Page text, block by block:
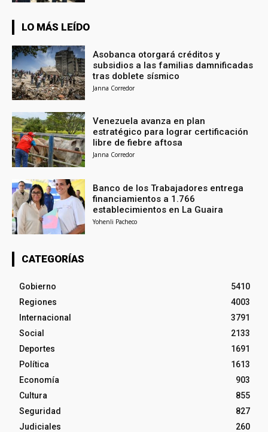
LO MÁS LEÍDO
Asobanca otorgará créditos y
subsidios a las familias damnificadas
tras doblete sísmico
Janna Corredor
Venezuela avanza en plan
estratégico para lograr certificación
libre de fiebre aftosa
Janna Corredor
Banco de los Trabajadores entrega
financiamientos a 1.766
establecimientos en La Guaira
Yohenli Pacheco
CATEGORÍAS
Gobierno
5410
Regiones
4003
Internacional
3791
Social
2133
Deportes
1691
Política
1613
Economía
903
Cultura
855
Seguridad
827
Judiciales
260